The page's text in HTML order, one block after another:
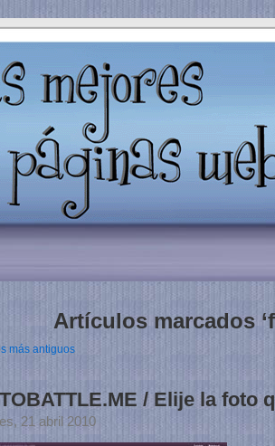
Artículos marcados
más antiguos
/ Elije la foto
21 abril 2010